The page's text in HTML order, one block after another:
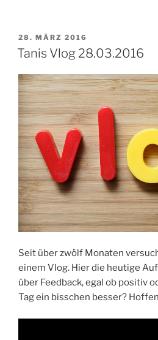
VERÖFFENTLICHT
AM
28. MÄRZ 2016
Tanis Vlog 28.03.2016
Seit über zwölf Monaten
einem Vlog. Hier die heutige
über Feedback, egal ob positiv
Tag ein bisschen besser?